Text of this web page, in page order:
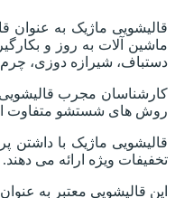
قالیشویی ماژیک به
ماشین آلات به روز و
دستباف، شیرازه دوزی،
کارشناسان مجرب
روش های شستشو متفاوت
قالیشویی ماژیک با
تخفیفات ویژه ارائه می دهند.
این قالیشویی معتبر به